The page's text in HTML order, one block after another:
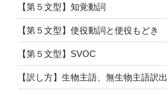
【第５文型】知覚動詞
【第５文型】使役動詞と使役もどき
【第５文型】SVOC
【訳し方】生物主語、無生物主語訳出